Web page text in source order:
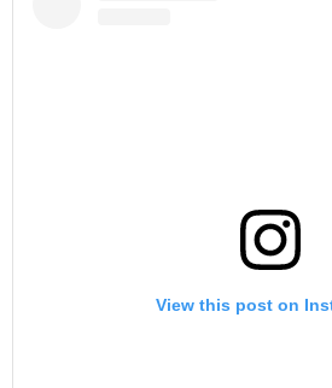
View this post on